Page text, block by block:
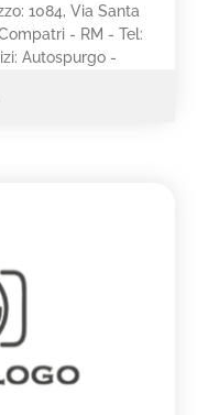
1084, Via Santa
- RM - Tel:
Autospurgo -